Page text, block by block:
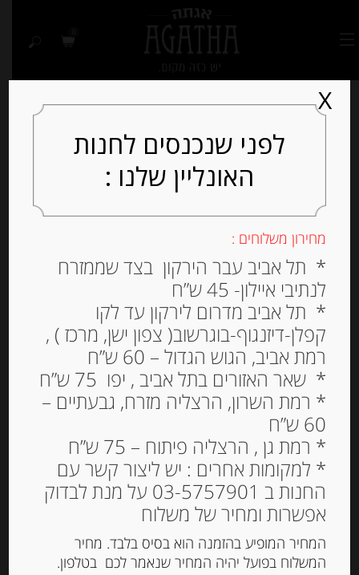
Out of
חומץ יין עם ארומת אגוזים
₪29.00
המלאי אזל
מק"ט:3036810230314
לפני שנכנסים לחנות
האונליין שלנו :
מחירון משלוחים :
* תל אביב עבר הירקון בצד שממזרח
לנתיבי איילון- 45 ש”ח
* תל אביב מדרום לירקון עד לקו
קפלן-דיזנגוף-בוגרשוב( צפון ישן, מרכז ) ,
רמת אביב, הגוש הגדול – 60 ש”ח
* שאר האזורים בתל אביב , יפו 75 ש”ח
* רמת השרון, הרצליה מזרח, גבעתיים –
60 ש”ח
* רמת גן , הרצליה פיתוח – 75 ש”ח
* למקומות אחרים : יש ליצור קשר עם
החנות ב 03-5757901 על מנת לבדוק
אפשרות ומחיר של משלוח
המחיר המופיע בהזמנה הוא בסיס בלבד. מחיר
המשלוח בפועל יהיה המחיר שנאמר לכם בטלפון.
X